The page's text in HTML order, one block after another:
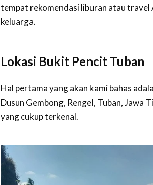
tempat rekomendasi liburan atau travel
keluarga.
Lokasi Bukit Pencit Tuban
Hal pertama yang akan kami bahas
Dusun Gembong, Rengel, Tuban, Jawa
yang cukup terkenal.